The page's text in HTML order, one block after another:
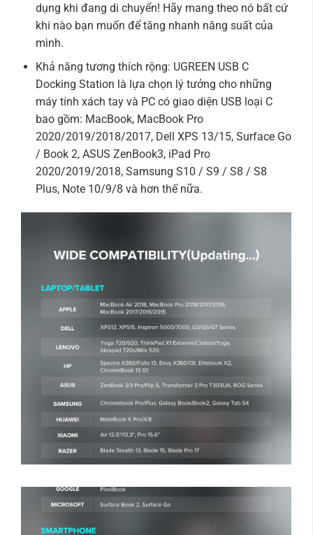
dụng khi đang di chuyển! Hãy mang theo nó bất cứ
khi nào bạn muốn để tăng nhanh năng suất của
mình.
Khả năng tương thích rộng: UGREEN USB C
Docking Station là lựa chọn lý tưởng cho những
máy tính xách tay và PC có giao diện USB loại C
bao gồm: MacBook, MacBook Pro
2020/2019/2018/2017, Dell XPS 13/15, Surface Go
/ Book 2, ASUS ZenBook3, iPad Pro
2020/2019/2018, Samsung S10 / S9 / S8 / S8
Plus, Note 10/9/8 và hơn thế nữa.